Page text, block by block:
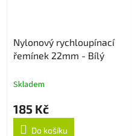
Nylonový rychloupínací
řemínek 22mm - Bílý
Skladem
185 Kč
Do košíku